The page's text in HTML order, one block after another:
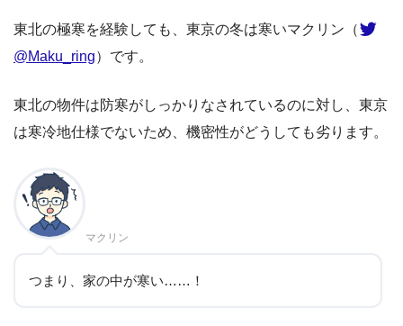
東北の極寒を経験しても、東京の冬は寒いマクリン（
@Maku_ring）です。
東北の物件は防寒がしっかりなされているのに対し、東京
は寒冷地仕様でないため、機密性がどうしても劣ります。
マクリン
つまり、家の中が寒い……！